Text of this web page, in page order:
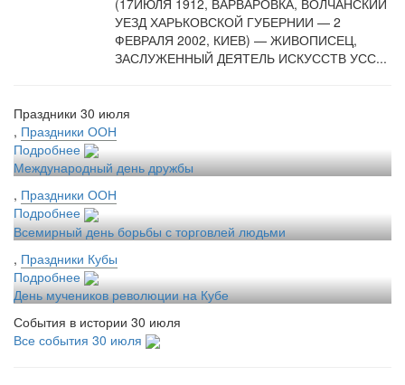
(17ИЮЛЯ 1912, ВАРВАРОВКА, ВОЛЧАНСКИЙ
УЕЗД ХАРЬКОВСКОЙ ГУБЕРНИИ — 2
ФЕВРАЛЯ 2002, КИЕВ) — ЖИВОПИСЕЦ,
ЗАСЛУЖЕННЫЙ ДЕЯТЕЛЬ ИСКУССТВ УСС...
Праздники 30 июля
, Праздники ООН
Подробнее
Международный день дружбы
, Праздники ООН
Подробнее
Всемирный день борьбы с торговлей людьми
, Праздники Кубы
Подробнее
День мучеников революции на Кубе
События в истории 30 июля
Все события 30 июля